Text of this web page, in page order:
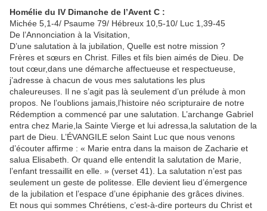
Homélie du IV Dimanche de l’Avent C :
Michée 5,1-4/ Psaume 79/ Hébreux 10,5-10/ Luc 1,39-45
De l’Annonciation à la Visitation,
D’une salutation à la jubilation, Quelle est notre mission ?
Frères et sœurs en Christ. Filles et fils bien aimés de Dieu. De
tout cœur,dans une démarche affectueuse et respectueuse,
j’adresse à chacun de vous mes salutations les plus
chaleureuses. Il ne s’agit pas là seulement d’un prélude à mon
propos. Ne l’oublions jamais,l’histoire néo scripturaire de notre
Rédemption a commencé par une salutation. L’archange Gabriel
entra chez Marie,la Sainte Vierge et lui adressa,la salutation de la
part de Dieu. L’ÉVANGILE selon Saint Luc que nous venons
d’écouter affirme : « Marie entra dans la maison de Zacharie et
salua Elisabeth. Or quand elle entendit la salutation de Marie,
l’enfant tressaillit en elle. » (verset 41). La salutation n’est pas
seulement un geste de politesse. Elle devient lieu d’émergence
de la jubilation et l’espace d’une épiphanie des grâces divines.
Et nous qui sommes Chrétiens, c’est-à-dire porteurs du Christ et